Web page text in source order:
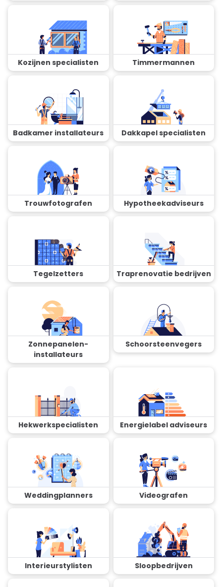
Kozijnen specialisten Timmermannen
Badkamer installateurs Dakkapel specialisten
Trouwfotografen Hypotheekadviseurs
Tegelzetters Traprenovatie bedrijven
Zonnepanelen-
installateurs
Schoorsteenvegers
Hekwerkspecialisten Energielabel adviseurs
Weddingplanners Videografen
Interieurstylisten Sloopbedrijven